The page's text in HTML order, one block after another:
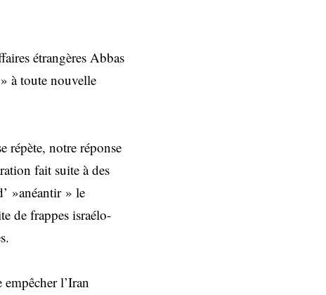
étrangères Abbas
à toute nouvelle
répète, notre réponse
fait suite à des
»anéantir » le
de frappes israélo-
empêcher l’Iran